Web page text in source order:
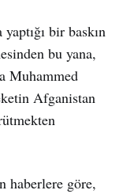
bir baskın
bu yana,
Muhammed
Afganistan
haberlere göre,